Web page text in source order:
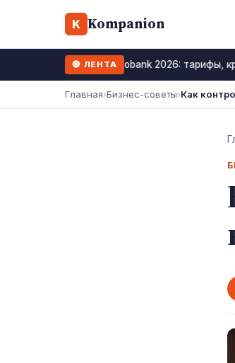
K Kompanion
🔴 ЛЕНТА
12 июль 2026 Monobank 2026: тарифы,
Главная›Бизнес-советы›Как